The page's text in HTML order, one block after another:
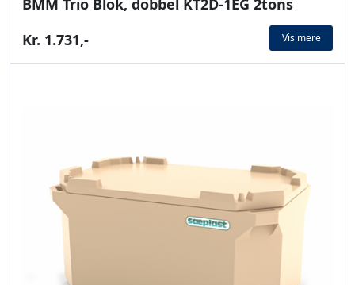
BMM Trio Blok, dobbel KT2D-1EG 2tons
Kr. 1.731,-
Vis mere